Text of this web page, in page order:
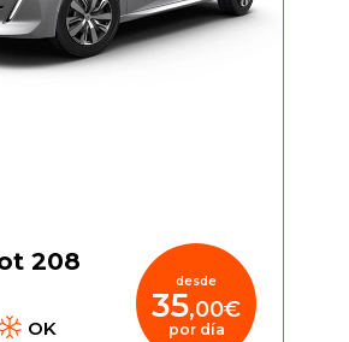
nos encargaremos de ofrecerte
y de confianza que todo cliente
de la Ibiza que quiera
Jeep Wrangler
Lujo
208
OK
desde
35,00€
por día